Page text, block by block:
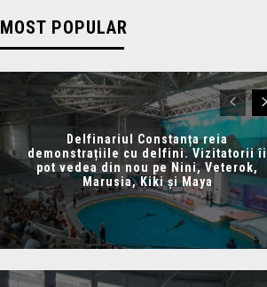
MOST POPULAR
Delfinariul Constanța reia
demonstrațiile cu delfini. Vizitatorii îi
pot vedea din nou pe Nini, Veterok,
Marusia, Kiki și Maya